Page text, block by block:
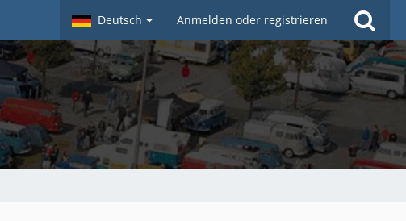
Deutsch Anmelden oder registrieren